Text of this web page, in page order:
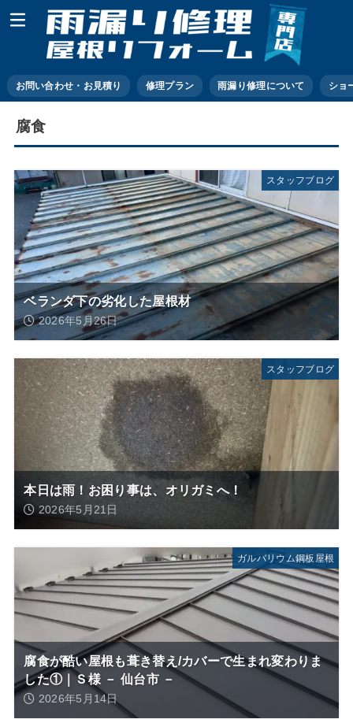
お問い合わせ・お見積り 修理プラン 雨漏り修理について ショ
腐食
スタッフブログ
ベランダ下の劣化した屋根材
2026年5月26日
スタッフブログ
本日は雨！お困り事は、オリガミへ！
2026年5月21日
ガルバリウム鋼板屋根
腐食が酷い屋根も葺き替え/カバーで生まれ変わりま
した①｜Ｓ様 － 仙台市 －
2026年5月14日